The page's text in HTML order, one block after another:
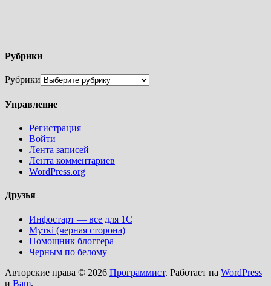
Рубрики
Рубрики
Управление
Регистрация
Войти
Лента записей
Лента комментариев
WordPress.org
Друзья
Инфостарт — все для 1С
Муткi (черная сторона)
Помощник блоггера
Черным по белому
Авторские права © 2026 Программист. Работает на WordPress
и Bam.